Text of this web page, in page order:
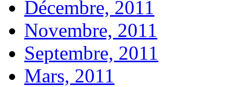
Décembre, 2011
Novembre, 2011
Septembre, 2011
Mars, 2011